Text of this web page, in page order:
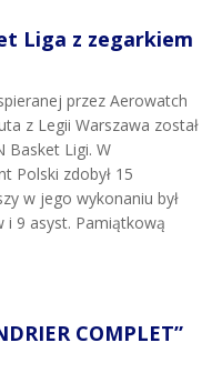
Liga z zegarkiem
przez Aerowatch
z Legii Warszawa został
Basket Ligi. W
Polski zdobył 15
w jego wykonaniu był
i 9 asyst. Pamiątkową
COMPLET”